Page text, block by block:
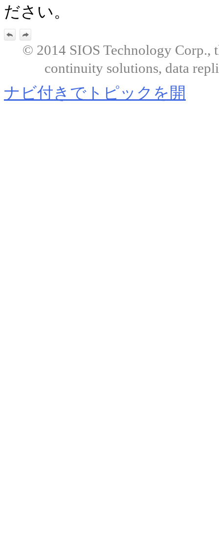
ださい。
© 2014 SIOS Technology Corp.,
continuity solutions, data
ナビ付きでトピックを開